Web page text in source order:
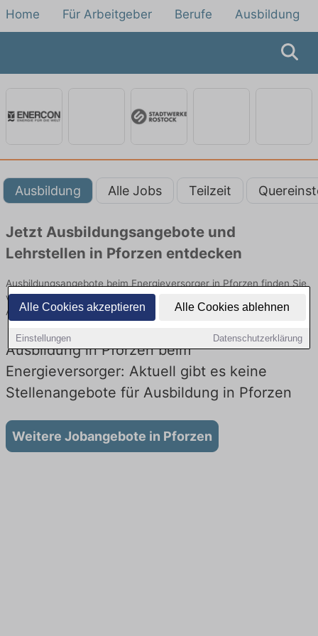
Alle Cookies akzeptieren Alle Cookies ablehnen
Einstellungen Datenschutzerklärung
Home Für Arbeitgeber Berufe Ausbildung
Ausbildung Alle Jobs Teilzeit
Jetzt Ausbildungsangebote und
Lehrstellen in Pforzen entdecken
Ausbildungsangebote beim Energieversorger in Pforzen finden Sie
von namhaften Firmen. Entdecken Sie freie Optionen von Top-
Arbeitgebern und bewerben Sie sich noch heute.
Ausbildung in Pforzen beim
Energieversorger: Aktuell gibt es keine
Stellenangebote für Ausbildung in Pforzen
Weitere Jobangebote in Pforzen